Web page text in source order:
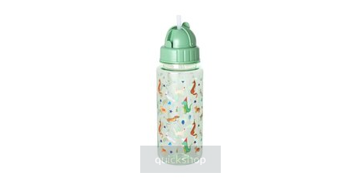
quickshop